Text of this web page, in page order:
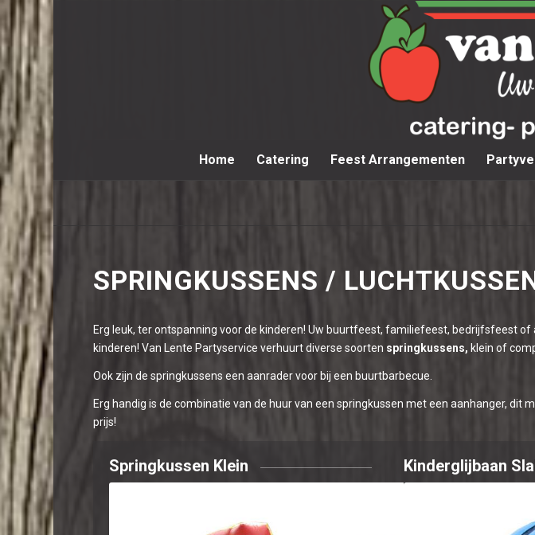
Home Catering Feest Arrangementen
SPRINGKUSSENS /
Erg leuk, ter ontspanning voor de kinderen! Uw buurtfeest, familiefeest, bedrijfsfeest
kinderen! Van Lente Partyservice verhuurt diverse soorten springkussens, klein of
Ook zijn de springkussens een aanrader voor bij een buurtbarbecue.
Erg handig is de combinatie van de huur van een springkussen met een aanhanger,
prijs!
Springkussen Klein Kinderglijbaan